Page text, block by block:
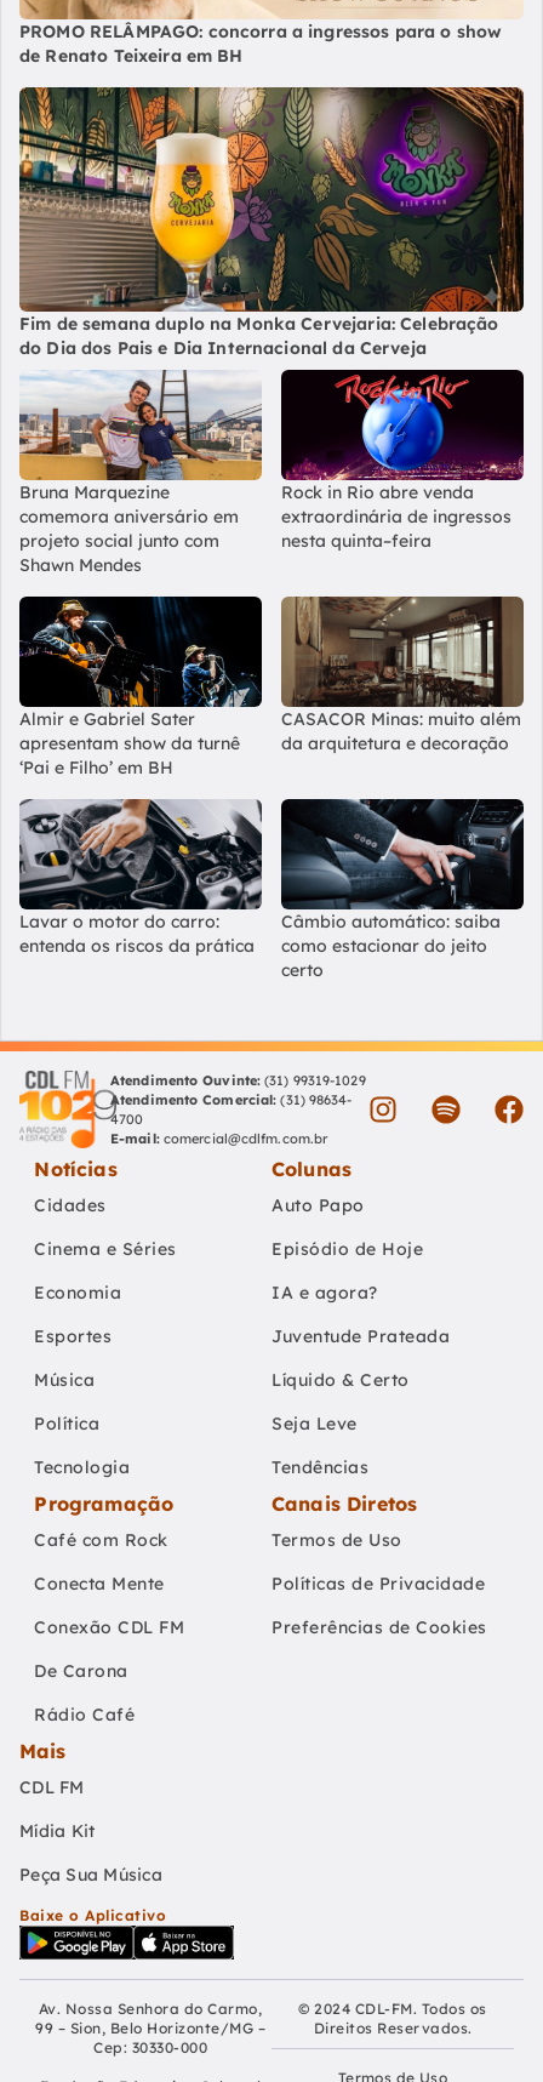
PROMO RELÂMPAGO: concorra a ingressos para o show
de Renato Teixeira em BH
Fim de semana duplo na Monka Cervejaria: Celebração
do Dia dos Pais e Dia Internacional da Cerveja
Bruna Marquezine
comemora aniversário em
projeto social junto com
Shawn Mendes
Rock in Rio abre venda
extraordinária de ingressos
nesta quinta–feira
Almir e Gabriel Sater
apresentam show da turnê
‘Pai e Filho’ em BH
CASACOR Minas: muito além
da arquitetura e decoração
Lavar o motor do carro:
entenda os riscos da prática
Câmbio automático: saiba
como estacionar do jeito
certo
Atendimento Ouvinte: (31) 99319-1029
Atendimento Comercial: (31) 98634-
4700
E-mail: comercial@cdlfm.com.br
Notícias
Cidades
Cinema e Séries
Economia
Esportes
Música
Política
Tecnologia
Colunas
Auto Papo
Episódio de Hoje
IA e agora?
Juventude Prateada
Líquido & Certo
Seja Leve
Tendências
Programação
Café com Rock
Conecta Mente
Conexão CDL FM
De Carona
Rádio Café
Canais Diretos
Termos de Uso
Políticas de Privacidade
Preferências de Cookies
Mais
CDL FM
Mídia Kit
Peça Sua Música
Baixe o Aplicativo
Av. Nossa Senhora do Carmo,
99 – Sion, Belo Horizonte/MG –
Cep: 30330-000
© 2024 CDL-FM. Todos os
Direitos Reservados.
Termos de Uso